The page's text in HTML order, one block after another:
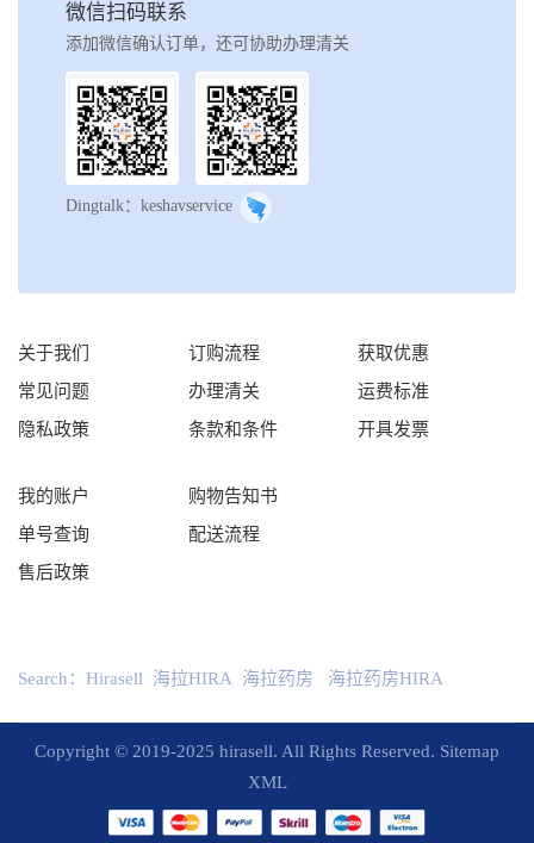
微信扫码联系
添加微信确认订单，还可协助办理清关
Dingtalk：keshavservice
关于我们
常见问题
隐私政策
订购流程
办理清关
条款和条件
获取优惠
运费标准
开具发票
我的账户
单号查询
售后政策
购物告知书
配送流程
Search： Hirasell 海拉HIRA 海拉药房 海拉药房HIRA
Copyright © 2019-2025 hirasell. All Rights Reserved. Sitemap
XML